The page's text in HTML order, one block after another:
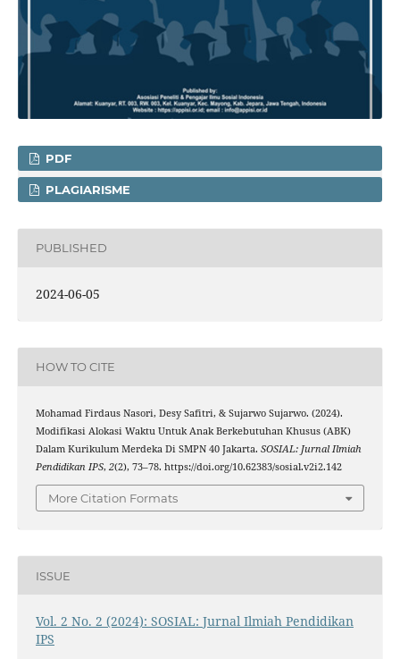
PDF
PLAGIARISME
PUBLISHED
2024-06-05
HOW TO CITE
Mohamad Firdaus Nasori, Desy Safitri, & Sujarwo Sujarwo. (2024).
Modifikasi Alokasi Waktu Untuk Anak Berkebutuhan Khusus (ABK)
Dalam Kurikulum Merdeka Di SMPN 40 Jakarta. SOSIAL: Jurnal Ilmiah
Pendidikan IPS, 2(2), 73–78. https://doi.org/10.62383/sosial.v2i2.142
More Citation Formats
ISSUE
Vol. 2 No. 2 (2024): SOSIAL: Jurnal Ilmiah Pendidikan
IPS